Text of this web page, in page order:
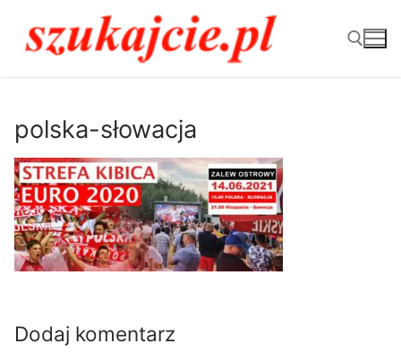
treści
polska-słowacja
Dodaj komentarz